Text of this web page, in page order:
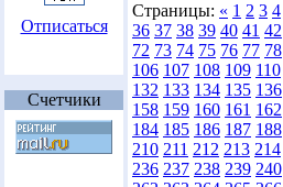
Отписаться
Счетчики
Страницы: « 1 2 3 4
36 37 38 39 40 41 42
72 73 74 75 76 77 78
106 107 108 109 110
132 133 134 135 136
158 159 160 161 162
184 185 186 187 188
210 211 212 213 214
236 237 238 239 240